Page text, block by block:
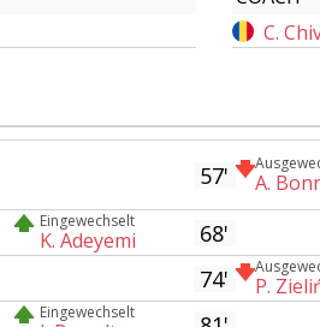
C.
57' A.
Eingewechselt
K. Adeyemi
68'
74'
P.
Eingewechselt